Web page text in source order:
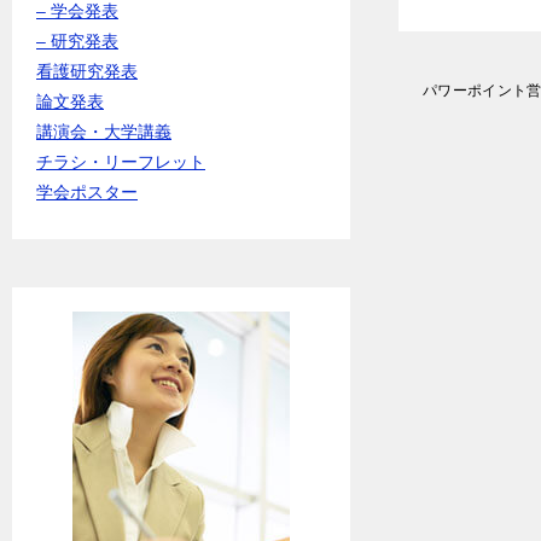
パワーポイント
– 学会発表
– 研究発表
看護研究発表
論文発表
講演会・大学講義
チラシ・リーフレット
学会ポスター